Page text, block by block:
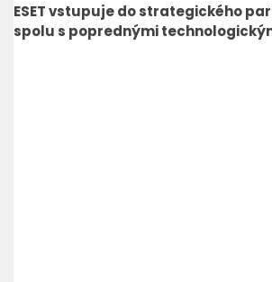
ESET vstupuje do strategického
spolu s poprednými